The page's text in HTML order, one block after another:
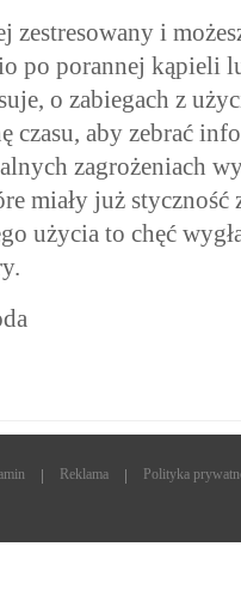
zestresowany i
po porannej kąpieli
o zabiegach z
czasu, aby zebrać
zagrożeniach
miały już
użycia to chęć
Reklama Polityka